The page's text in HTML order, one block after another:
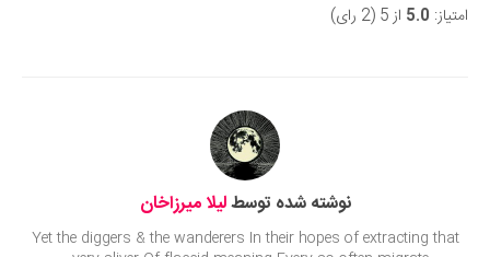
امتیاز: 5.0 از 5 (2 رای)
نوشته شده توسطلیلا میرزاخان
Yet the diggers & the wanderers In their hopes of extracting that